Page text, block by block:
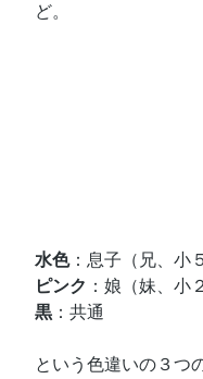
ど。
水色：息子（兄、小５
ピンク ：娘（妹、小
黒 ：共通
という色違いの３つ